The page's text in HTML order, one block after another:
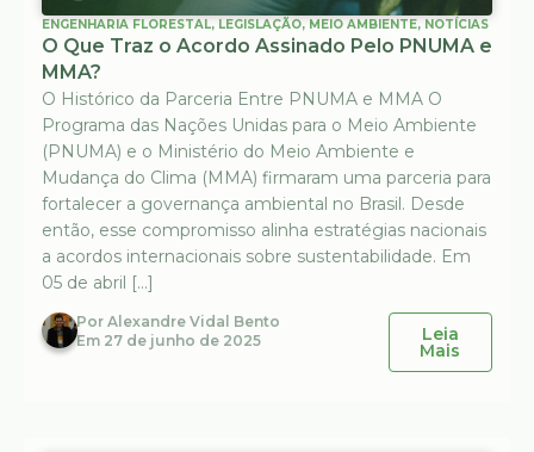
ENGENHARIA FLORESTAL, LEGISLAÇÃO, MEIO AMBIENTE, NOTÍCIAS
O Que Traz o Acordo Assinado Pelo PNUMA e
MMA?
O Histórico da Parceria Entre PNUMA e MMA O
Programa das Nações Unidas para o Meio Ambiente
(PNUMA) e o Ministério do Meio Ambiente e
Mudança do Clima (MMA) firmaram uma parceria para
fortalecer a governança ambiental no Brasil. Desde
então, esse compromisso alinha estratégias nacionais
a acordos internacionais sobre sustentabilidade. Em
05 de abril […]
Por Alexandre Vidal Bento
Em 27 de junho de 2025 Leia
Mais